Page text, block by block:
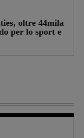
oltre 44mila
per lo sport e